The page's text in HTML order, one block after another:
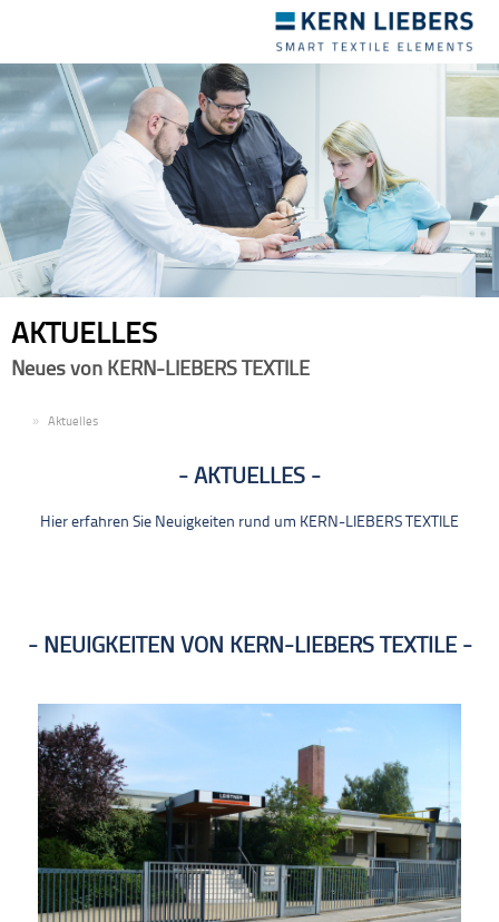
navigation
AKTUELLES
Neues von KERN-LIEBERS TEXTILE
Aktuelles
AKTUELLES
Hier erfahren Sie Neuigkeiten rund um KERN-LIEBERS TEXTILE
NEUIGKEITEN VON KERN-LIEBERS TEXTILE